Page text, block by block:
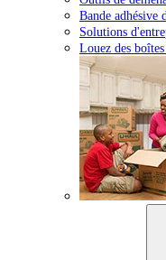
Bande adhésive
Solutions
Louez des